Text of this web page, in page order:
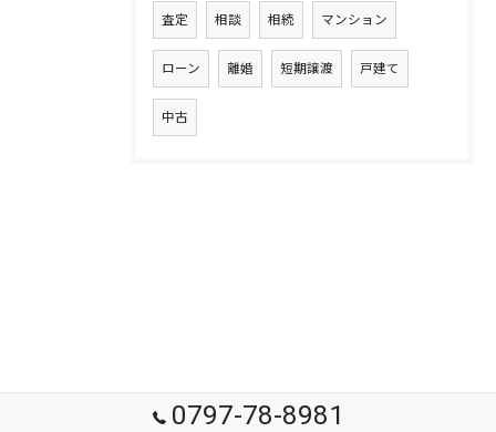
査定 相談 相続 マンション
ローン 離婚 短期譲渡 戸建て
中古
0797-78-8981